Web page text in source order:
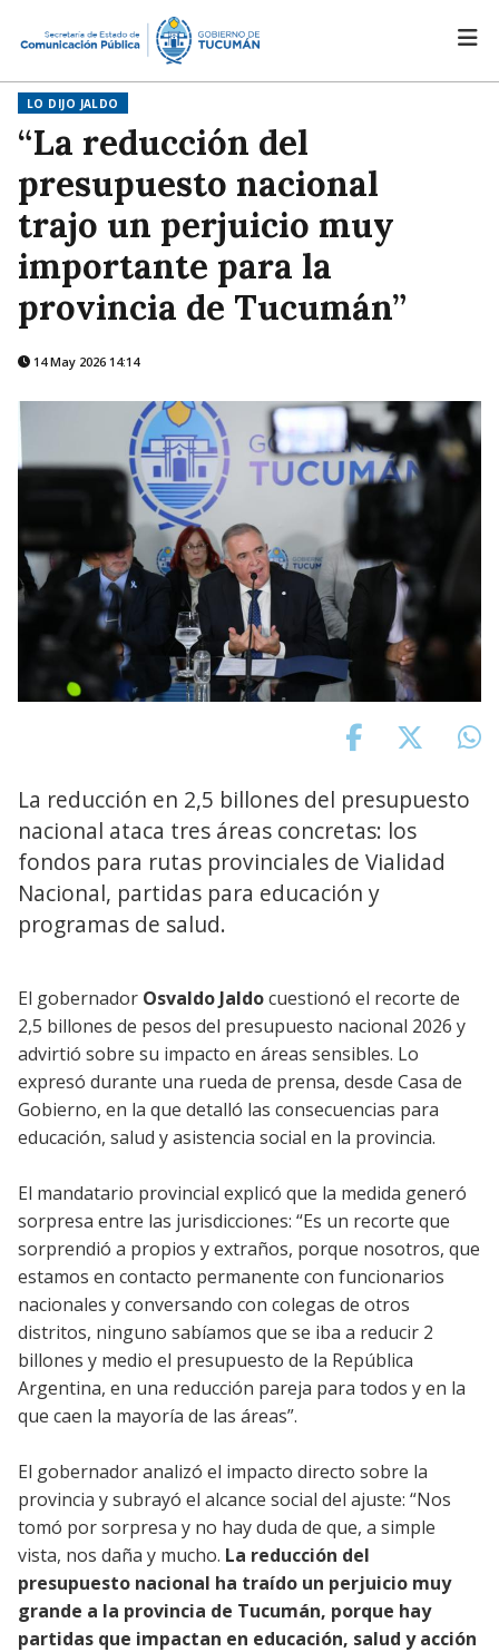
LO DIJO JALDO
“La reducción del
presupuesto nacional
trajo un perjuicio muy
importante para la
provincia de Tucumán”
14 May 2026 14:14
La reducción en 2,5 billones del presupuesto
nacional ataca tres áreas concretas: los
fondos para rutas provinciales de Vialidad
Nacional, partidas para educación y
programas de salud.
El gobernador Osvaldo Jaldocuestionó el recorte de
2,5 billones de pesos del presupuesto nacional 2026 y
advirtió sobre su impacto en áreas sensibles. Lo
expresó durante una rueda de prensa, desde Casa de
Gobierno, en la que detalló las consecuencias para
educación, salud y asistencia social en la provincia.
El mandatario provincial explicó que la medida generó
sorpresa entre las jurisdicciones: “Es un recorte que
sorprendió a propios y extraños, porque nosotros, que
estamos en contacto permanente con funcionarios
nacionales y conversando con colegas de otros
distritos, ninguno sabíamos que se iba a reducir 2
billones y medio el presupuesto de la República
Argentina, en una reducción pareja para todos y en la
que caen la mayoría de las áreas”.
El gobernador analizó el impacto directo sobre la
provincia y subrayó el alcance social del ajuste: “Nos
tomó por sorpresa y no hay duda de que, a simple
vista, nos daña y mucho. La reducción del
presupuesto nacional ha traído un perjuicio muy
grande a la provincia de Tucumán, porque hay
partidas que impactan en educación, salud y acción